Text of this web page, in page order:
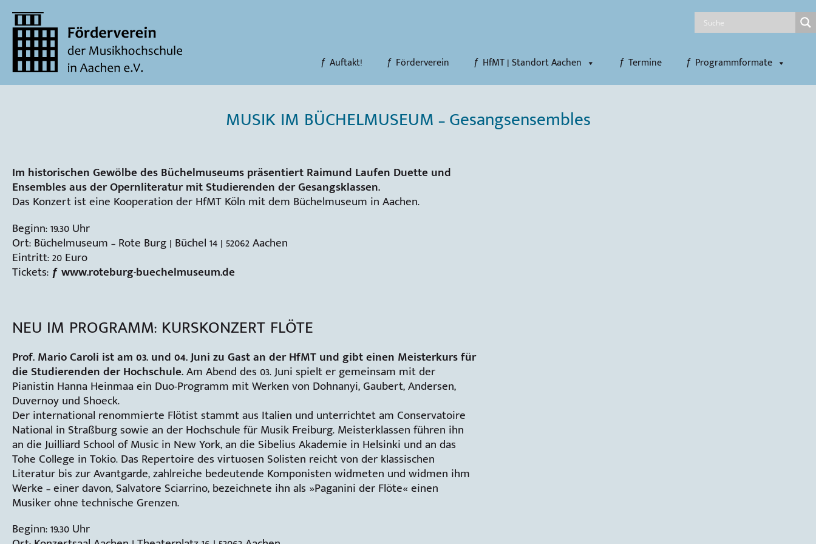
Auftakt! Förderverein HfMT | Standort Aachen Termine Programmformate
MUSIK IM BÜCHELMUSEUM – Gesangsensembles
Im historischen Gewölbe des Büchelmuseums präsentiert Raimund Laufen Duette und
Ensembles aus der Opernliteratur mit Studierenden der Gesangsklassen.
Das Konzert ist eine Kooperation der HfMT Köln mit dem Büchelmuseum in Aachen.
Beginn: 19.30 Uhr
Ort: Büchelmuseum – Rote Burg | Büchel 14 | 52062 Aachen
Eintritt: 20 Euro
Tickets:ƒ www.roteburg-buechelmuseum.de
NEU IM PROGRAMM: KURSKONZERT FLÖTE
Prof. Mario Caroli ist am 03. und 04. Juni zu Gast an der HfMT und gibt einen Meisterkurs für
die Studierenden der Hochschule.Am Abend des 03. Juni spielt er gemeinsam mit der
Pianistin Hanna Heinmaa ein Duo-Programm mit Werken von Dohnanyi, Gaubert, Andersen,
Duvernoy und Shoeck.
Der international renommierte Flötist stammt aus Italien und unterrichtet am Conservatoire
National in Straßburg sowie an der Hochschule für Musik Freiburg. Meisterklassen führen ihn
an die Juilliard School of Music in New York, an die Sibelius Akademie in Helsinki und an das
Tohe College in Tokio. Das Repertoire des virtuosen Solisten reicht von der klassischen
Literatur bis zur Avantgarde, zahlreiche bedeutende Komponisten widmeten und widmen ihm
Werke – einer davon, Salvatore Sciarrino, bezeichnete ihn als »Paganini der Flöte« einen
Musiker ohne technische Grenzen.
Beginn: 19.30 Uhr